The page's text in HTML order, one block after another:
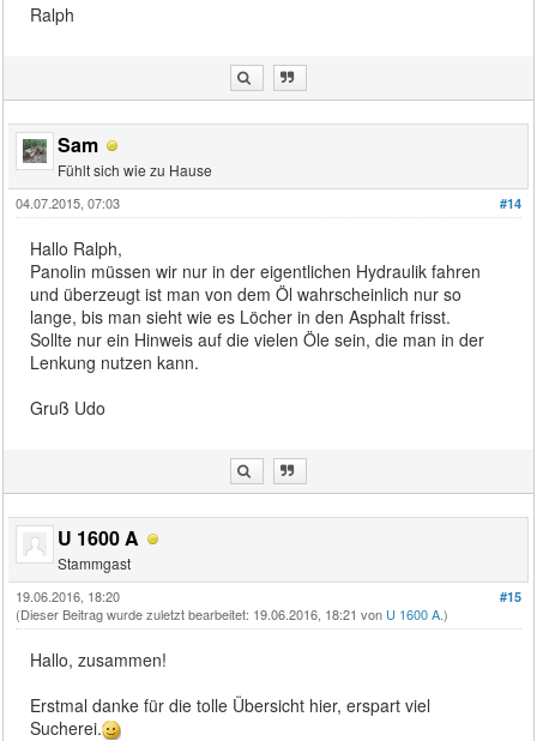
Ralph
Sam
Fühlt sich wie zu Hause
#14
04.07.2015, 07:03
Hallo Ralph,
Panolin müssen wir nur in der eigentlichen Hydraulik fahren
und überzeugt ist man von dem Öl wahrscheinlich nur so
lange, bis man sieht wie es Löcher in den Asphalt frisst.
Sollte nur ein Hinweis auf die vielen Öle sein, die man in der
Lenkung nutzen kann.
Gruß Udo
U 1600 A
Stammgast
#15
19.06.2016, 18:20
(Dieser Beitrag wurde zuletzt bearbeitet: 19.06.2016, 18:21 von U 1600 A.)
Hallo, zusammen!
Erstmal danke für die tolle Übersicht hier, erspart viel
Sucherei.